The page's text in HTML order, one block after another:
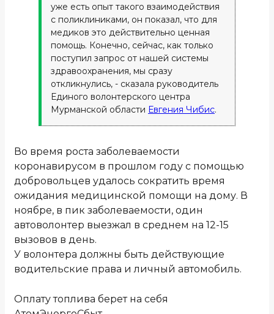
уже есть опыт такого взаимодействия
с поликлиниками, он показал, что для
медиков это действительно ценная
помощь. Конечно, сейчас, как только
поступил запрос от нашей системы
здравоохранения, мы сразу
откликнулись, - сказала руководитель
Единого волонтерского центра
Мурманской области Евгения Чибис.
Во время роста заболеваемости
коронавирусом в прошлом году с помощью
добровольцев удалось сократить время
ожидания медицинской помощи на дому. В
ноябре, в пик заболеваемости, один
автоволонтер выезжал в среднем на 12-15
вызовов в день.
У волонтера должны быть действующие
водительские права и личный автомобиль.
Оплату топлива берет на себя